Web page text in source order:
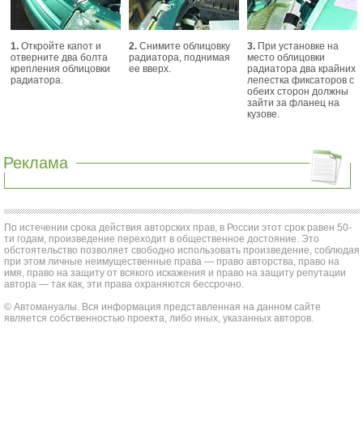
1. Откройте капот и
отверните два болта
крепления облицовки
радиатора.
2. Снимите облицовку
радиатора, поднимая
ее вверх.
3. При установке на
место облицовки
радиатора два крайних
лепестка фиксаторов с
обеих сторон должны
зайти за фланец на
кузове.
Реклама
По истечении срока действия авторских прав, в России этот срок равен 50-
ти годам, произведение переходит в общественное достояние. Это
обстоятельство позволяет свободно использовать произведение, соблюдая
при этом личные неимущественные права — право авторства, право на
имя, право на защиту от всякого искажения и право на защиту репутации
автора — так как, эти права охраняются бессрочно.
© Автомануалы. Вся информация представленная на данном сайте
является собственностью проекта, либо иных, указанных авторов.